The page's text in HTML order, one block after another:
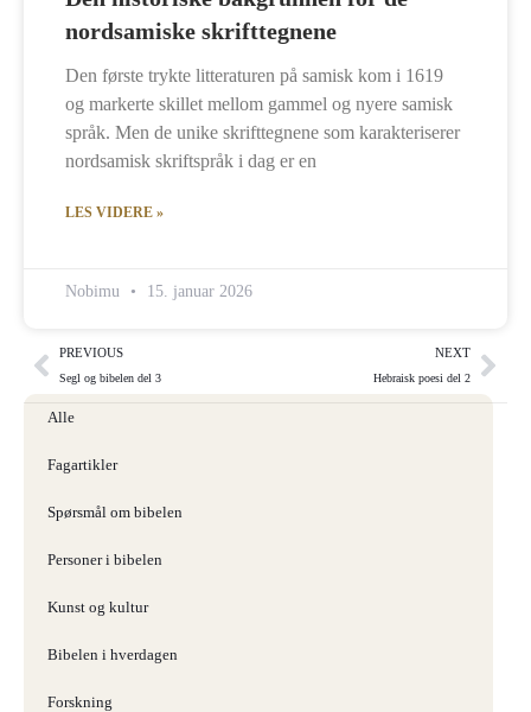
nordsamiske skrifttegnene
Den første trykte litteraturen på samisk kom i 1619
og markerte skillet mellom gammel og nyere samisk
språk. Men de unike skrifttegnene som karakteriserer
nordsamisk skriftspråk i dag er en
LES VIDERE »
Nobimu 15. januar 2026
PREVIOUS
Segl og bibelen del 3
NEXT
Hebraisk poesi del 2
Alle
Fagartikler
Spørsmål om bibelen
Personer i bibelen
Kunst og kultur
Bibelen i hverdagen
Forskning